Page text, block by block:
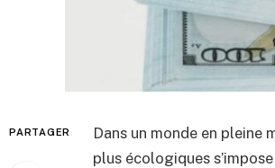
PARTAGER
Dans un monde en pleine
plus écologiques